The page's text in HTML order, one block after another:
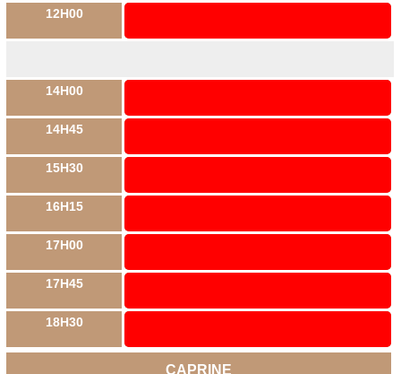
12H00
14H00
14H45
15H30
16H15
17H00
17H45
18H30
CAPRINE